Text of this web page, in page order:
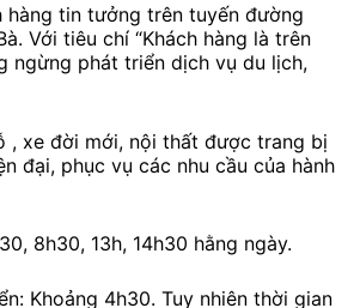
hàng tin tưởng trên tuyến đường
Với tiêu chí “Khách hàng là trên
ngừng phát triển dịch vụ du lịch,
, xe đời mới, nội thất được trang bị
đại, phục vụ các nhu cầu của hành
8h30, 13h, 14h30 hằng ngày.
Khoảng 4h30. Tuy nhiên thời gian